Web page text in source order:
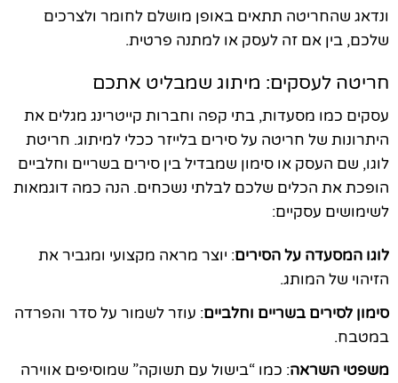
ונדאג שהחריטה תתאים באופן מושלם לחומר ולצרכים
שלכם, בין אם זה לעסק או למתנה פרטית.
חריטה לעסקים: מיתוג שמבליט אתכם
עסקים כמו מסעדות, בתי קפה וחברות קייטרינג מגלים את
היתרונות של חריטה על סירים בלייזר ככלי למיתוג. חריטת
לוגו, שם העסק או סימון שמבדיל בין סירים בשריים וחלביים
הופכת את הכלים שלכם לבלתי נשכחים. הנה כמה דוגמאות
לשימושים עסקיים:
לוגו המסעדה על הסירים: יוצר מראה מקצועי ומגביר את
הזיהוי של המותג.
סימון לסירים בשריים וחלביים: עוזר לשמור על סדר והפרדה
במטבח.
משפטי השראה: כמו “בישול עם תשוקה” שמוסיפים אווירה